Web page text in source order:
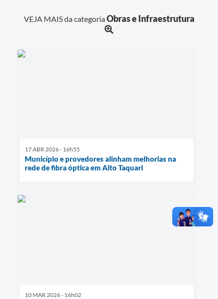
VEJA MAIS da categoriaObras e Infraestrutura
17 ABR 2026 - 16h55
Município e provedores alinham melhorias na
rede de fibra óptica em Alto Taquari
10 MAR 2026 - 16h02